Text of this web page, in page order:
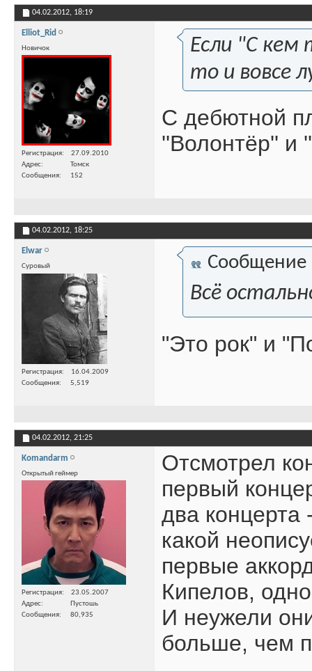
04.02.2012, 18:19
Elliot_Rid
Новичок
Регистрация
27.09.2010
Адрес
Томск
Сообщения
152
Если "С кем
то и вовсе
С дебютной
''Волонтёр'' и
04.02.2012, 18:25
Elwar
Суровый
Регистрация
16.04.2009
Сообщения
5,519
Сообщение
Всё
"Это рок" и
04.02.2012, 21:25
Komandarm
Открытый геймер
Регистрация
23.05.2007
Адрес
Пустошь
Сообщения
80,935
Отсмотрел
первый
два
какой
первые
Кипелов,
И неужели
больше, чем